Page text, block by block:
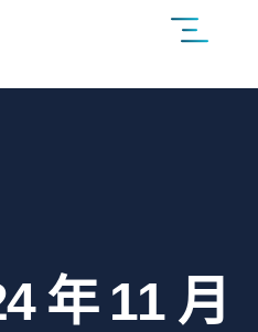
年 11 月